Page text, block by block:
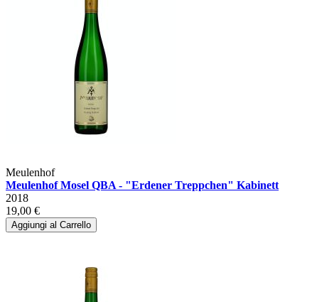
Meulenhof
Meulenhof Mosel QBA - "Erdener Treppchen" Kabinett
2018
19,00 €
Aggiungi al Carrello